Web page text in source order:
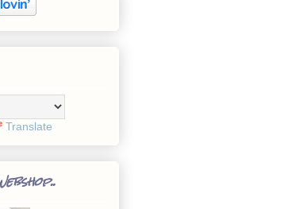
Translate